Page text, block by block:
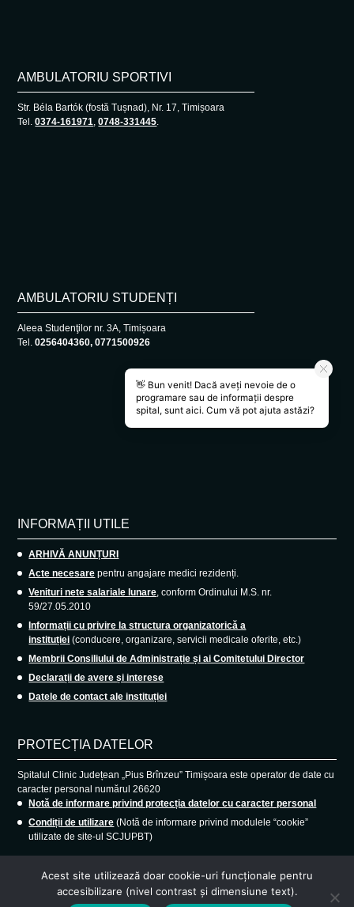
AMBULATORIU SPORTIVI
Str. Béla Bartók (fostă Tușnad), Nr. 17, Timișoara
Tel.0374-161971,0748-331445.
AMBULATORIU STUDENȚI
Aleea Studenţilor nr. 3A, Timișoara
Tel.0256404360, 0771500926
INFORMAȚII UTILE
ARHIVĂ ANUNȚURI
Acte necesare pentru angajare medici rezidenți.
Venituri nete salariale lunare, conform Ordinului M.S. nr.
59/27.05.2010
Informații cu privire la structura organizatorică a
instituției (conducere, organizare, servicii medicale oferite, etc.)
Membrii Consiliului de Administrație și ai Comitetului Director
Declarații de avere și interese
Datele de contact ale instituției
PROTECȚIA DATELOR
Spitalul Clinic Județean „Pius Brînzeu” Timișoara este operator de date cu
caracter personal numărul 26620
Notă de informare privind protecția datelor cu caracter personal
Condiții de utilizare (Notă de informare privind modulele “cookie”
utilizate de site-ul SCJUPBT)
Acest site utilizează doar cookie-uri funcționale pentru
accesibilizare (nivel contrast și dimensiune text).